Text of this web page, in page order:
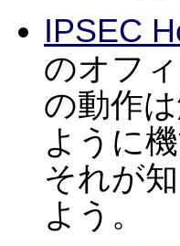
IPSEC
のオフ
の動作
ように
それが
よう。